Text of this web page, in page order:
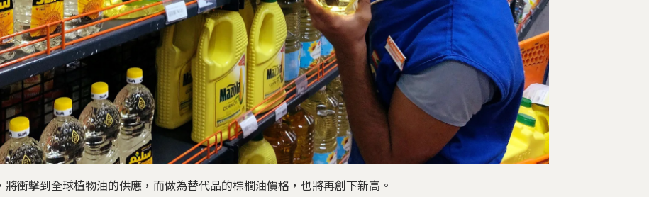
衝擊到全球植物油的供應，而做為替代品的棕櫚油價格，也將再創下新高。